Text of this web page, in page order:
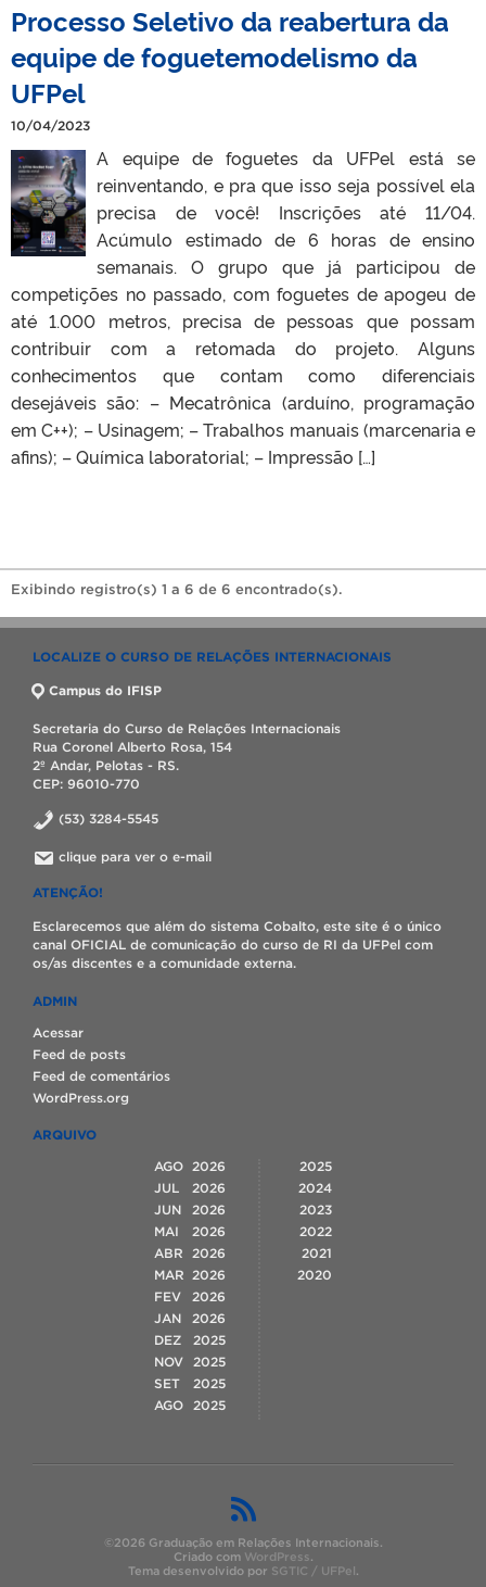
Processo Seletivo da reabertura da
equipe de foguetemodelismo da
UFPel
10/04/2023
A equipe de foguetes da UFPel está se
reinventando, e pra que isso seja possível ela
precisa de você! Inscrições até 11/04.
Acúmulo estimado de 6 horas de ensino
semanais. O grupo que já participou de
competições no passado, com foguetes de apogeu de
até 1.000 metros, precisa de pessoas que possam
contribuir com a retomada do projeto. Alguns
conhecimentos que contam como diferenciais
desejáveis são: – Mecatrônica (arduíno, programação
em C++); – Usinagem; – Trabalhos manuais (marcenaria e
afins); – Química laboratorial; – Impressão […]
Exibindo registro(s) 1 a 6 de 6 encontrado(s).
LOCALIZE O CURSO DE RELAÇÕES INTERNACIONAIS
Campus do IFISP
Secretaria do Curso de Relações Internacionais
Rua Coronel Alberto Rosa, 154
2º Andar, Pelotas - RS.
CEP: 96010-770
(53) 3284-5545
clique para ver o e-mail
ATENÇÃO!
Esclarecemos que além do sistema Cobalto, este site é o único
canal OFICIAL de comunicação do curso de RI da UFPel com
os/as discentes e a comunidade externa.
ADMIN
Acessar
Feed de posts
Feed de comentários
WordPress.org
ARQUIVO
AGO
2026
JUL
2026
JUN
2026
MAI
2026
ABR
2026
MAR
2026
FEV
2026
JAN
2026
DEZ
2025
NOV
2025
SET
2025
AGO
2025
2025
2024
2023
2022
2021
2020
©2026 Graduação em Relações Internacionais.
Criado com WordPress.
Tema desenvolvido por SGTIC / UFPel.